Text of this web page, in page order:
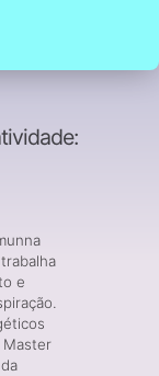
e
Master